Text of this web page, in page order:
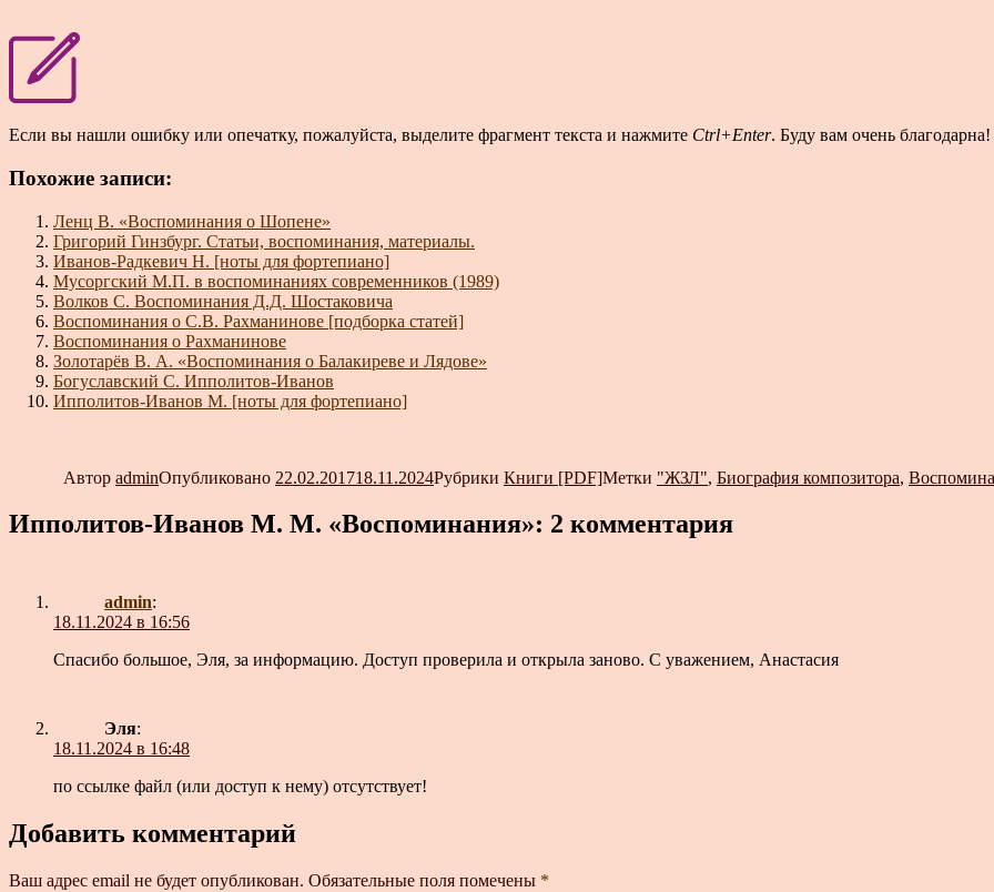
Если вы нашли ошибку или опечатку, пожалуйста, выделите фрагмент текста и нажмите Ctrl+Enter. Буду вам очень благодарна!
Похожие записи:
Ленц В. «Воспоминания о Шопене»
Григорий Гинзбург. Статьи, воспоминания, материалы.
Иванов-Радкевич Н. [ноты для фортепиано]
Мусоргский М.П. в воспоминаниях современников (1989)
Волков С. Воспоминания Д.Д. Шостаковича
Воспоминания о С.В. Рахманинове [подборка статей]
Воспоминания о Рахманинове
Золотарёв В. А. «Воспоминания о Балакиреве и Лядове»
Богуславский С. Ипполитов-Иванов
Ипполитов-Иванов М. [ноты для фортепиано]
Автор adminОпубликовано 22.02.201718.11.2024Рубрики Книги [PDF]Метки "ЖЗЛ", Биография композитора,
Ипполитов-Иванов М. М. «Воспоминания»: 2 комментария
admin:
18.11.2024 в 16:56
Спасибо большое, Эля, за информацию. Доступ проверила и открыла заново. С уважением, Анастасия
Эля:
18.11.2024 в 16:48
по ссылке файл (или доступ к нему) отсутствует!
Добавить комментарий
Ваш адрес email не будет опубликован. Обязательные поля помечены *